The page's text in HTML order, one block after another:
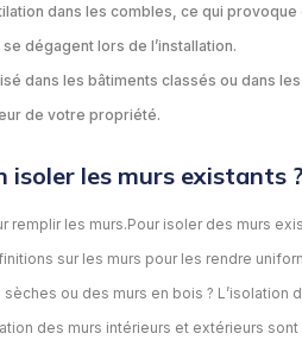
dans les combles, ce qui
dégagent lors de l’installation.
dans les bâtiments classés ou dans
de votre propriété.
isoler les murs existants
Pour isoler des murs
sur les murs pour les rendre
ou des murs en bois ?
des murs intérieurs et extérieurs